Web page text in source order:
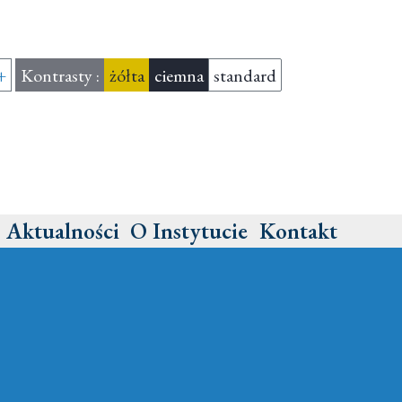
czcionkę
powiększ czcionkę
Kontrasty : żółta ciemna standard
Aktualności O Instytucie Kontakt